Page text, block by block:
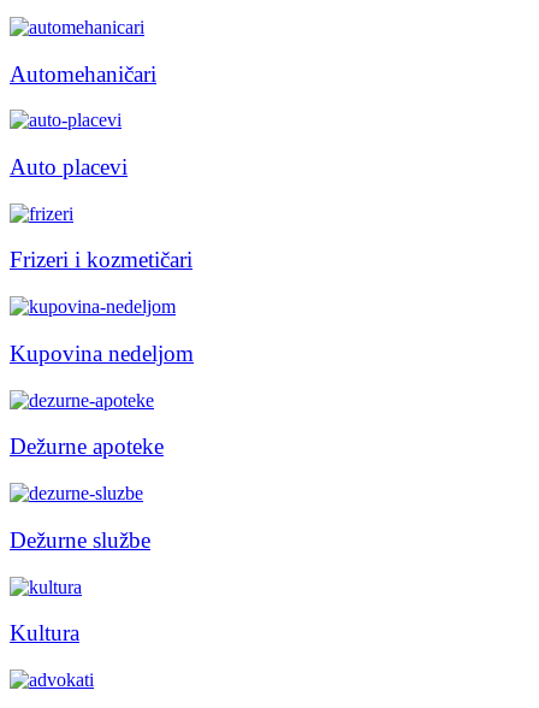
Automehaničari
Auto placevi
Frizeri i kozmetičari
Kupovina nedeljom
Dežurne apoteke
Dežurne službe
Kultura